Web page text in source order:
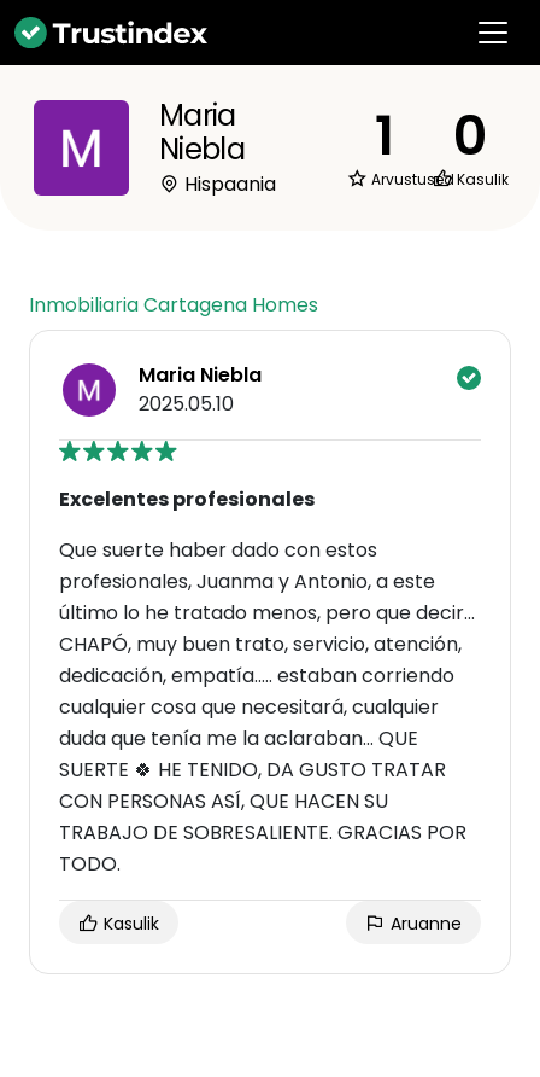
Maria
Niebla
Hispaania
1
Arvustused
0
Kasulik
Inmobiliaria Cartagena Homes
Maria Niebla
2025.05.10
Excelentes profesionales
Que suerte haber dado con estos
profesionales, Juanma y Antonio, a este
último lo he tratado menos, pero que decir...
CHAPÓ, muy buen trato, servicio, atención,
dedicación, empatía..... estaban corriendo
cualquier cosa que necesitará, cualquier
duda que tenía me la aclaraban... QUE
SUERTE 🍀 HE TENIDO, DA GUSTO TRATAR
CON PERSONAS ASÍ, QUE HACEN SU
TRABAJO DE SOBRESALIENTE. GRACIAS POR
TODO.
Kasulik Aruanne